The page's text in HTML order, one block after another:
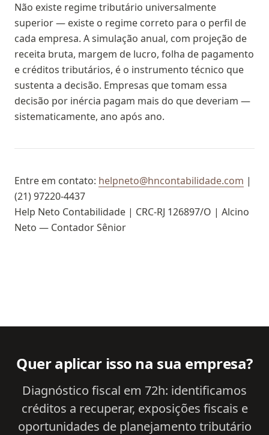
Não existe regime tributário universalmente
superior — existe o regime correto para o perfil de
cada empresa. A simulação anual, com projeção de
receita bruta, margem de lucro, folha de pagamento
e créditos tributários, é o instrumento técnico que
sustenta a decisão. Empresas que tomam essa
decisão por inércia pagam mais do que deveriam —
sistematicamente, ano após ano.
Entre em contato: helpneto@hncontabilidade.com |
(21) 97220-4437
Help Neto Contabilidade | CRC-RJ 126897/O | Alcino
Neto — Contador Sênior
Quer aplicar isso na sua empresa?
Diagnóstico fiscal em 72h: identificamos
créditos a recuperar, exposições fiscais e
oportunidades de planejamento tributário